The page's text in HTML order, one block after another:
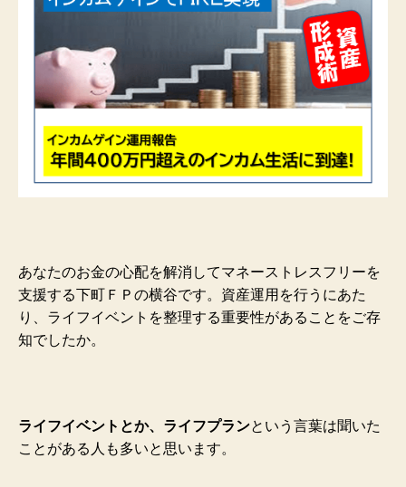
あなたのお金の心配を解消してマネーストレスフリーを
支援する下町ＦＰの横谷です。資産運用を行うにあた
り、ライフイベントを整理する重要性があることをご存
知でしたか。
ライフイベントとか、ライフプランという言葉は聞いた
ことがある人も多いと思います。